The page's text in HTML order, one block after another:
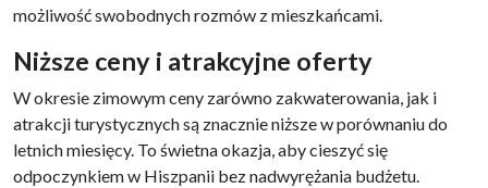
możliwość swobodnych rozmów z mieszkańcami.
Niższe ceny i atrakcyjne oferty
W okresie zimowym ceny zarówno zakwaterowania, jak i
atrakcji turystycznych są znacznie niższe w porównaniu do
letnich miesięcy. To świetna okazja, aby cieszyć się
odpoczynkiem w Hiszpanii bez nadwyrężania budżetu.